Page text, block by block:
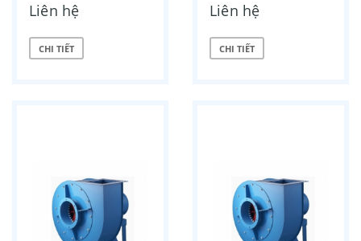
Liên hệ
CHI TIẾT
Liên hệ
CHI TIẾT